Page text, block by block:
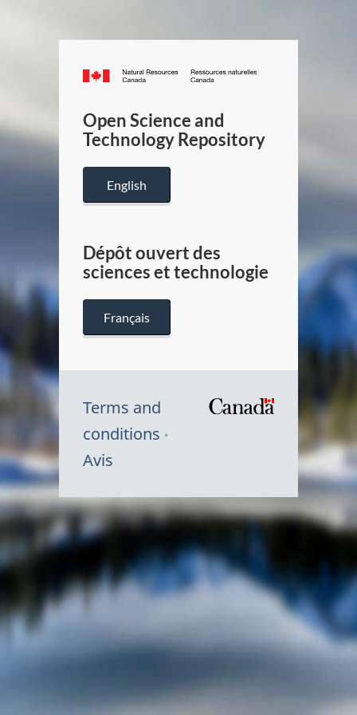
Canada.ca
/
Canada
Open Science and
Technology Repository
English
Dépôt ouvert des
sciences et technologie
Français
Terms and
conditions
Avis
Symbole
du
Canada